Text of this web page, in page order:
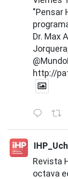
"Pensar
Dr. Max
http://
Revista
octava